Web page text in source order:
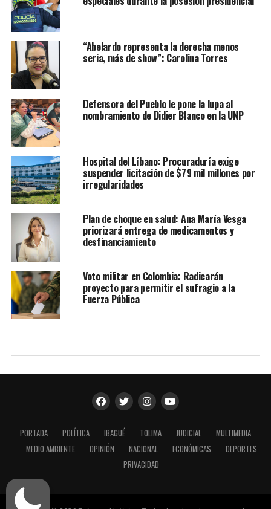
“Abelardo representa la derecha menos
seria, más de show”: Carolina Torres
Defensora del Pueblo le pone la lupa al
nombramiento de Didier Blanco en la UNP
Hospital del Líbano: Procuraduría exige
suspender licitación de $79 mil millones por
irregularidades
Plan de choque en salud: Ana María Vesga
priorizará entrega de medicamentos y
desfinanciamiento
Voto militar en Colombia: Radicarán
proyecto para permitir el sufragio a la
Fuerza Pública
PORTADA POLÍTICA IBAGUÉ TOLIMA JUDICIAL
MULTIMEDIA
MEDIO AMBIENTE
OPINIÓN NACIONAL ECONÓMICAS
DEPORTES
PRIVACIDAD